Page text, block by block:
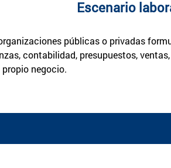
Escenario
públicas o privadas
contabilidad, presupuestos,
negocio.